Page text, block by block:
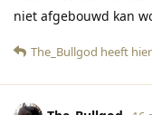
niet afgebouwd kan
The_Bullgod heeft